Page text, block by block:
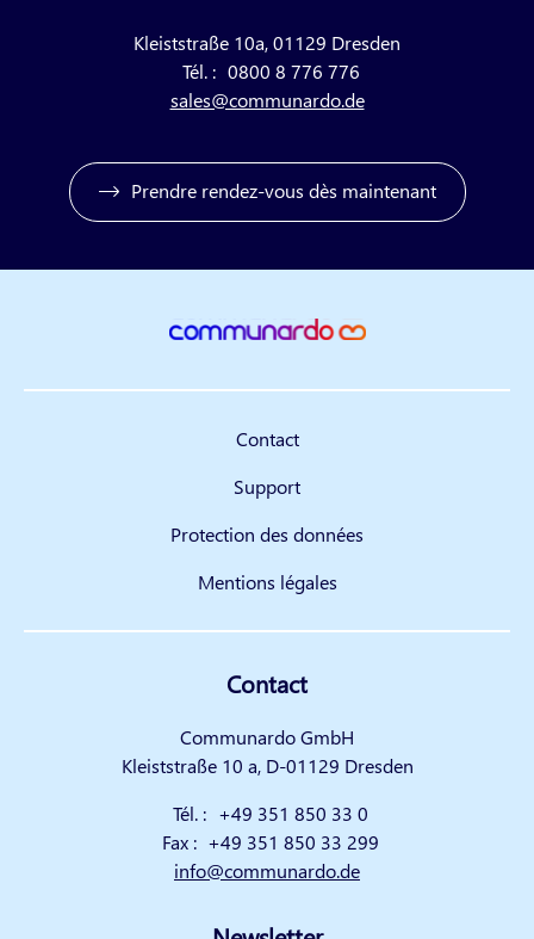
Kleiststraße 10a, 01129 Dresden
Tél. : 0800 8 776 776
sales@communardo.de
Prendre rendez-vous dès maintenant
Contact
Support
Protection des données
Mentions légales
Contact
Communardo GmbH
Kleiststraße 10 a, D-01129 Dresden
Tél. : +49 351 850 33 0
Fax : +49 351 850 33 299
info@communardo.de